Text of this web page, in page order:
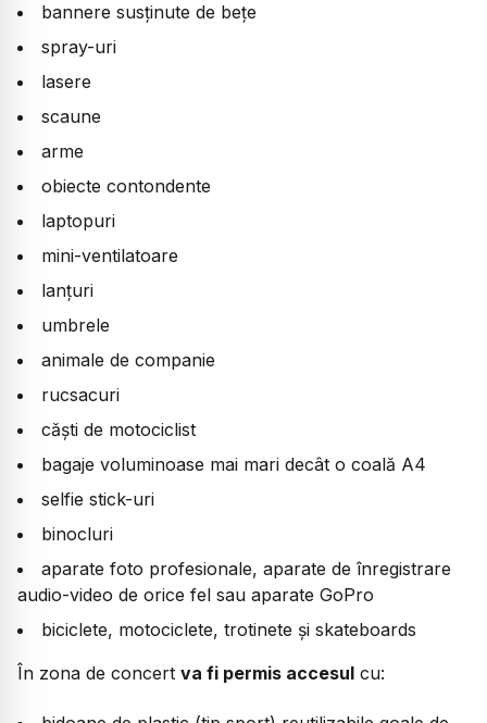
bannere susținute de bețe
spray-uri
lasere
scaune
arme
obiecte contondente
laptopuri
mini-ventilatoare
lanțuri
umbrele
animale de companie
rucsacuri
căști de motociclist
bagaje voluminoase mai mari decât o coală A4
selfie stick-uri
binocluri
aparate foto profesionale, aparate de înregistrare
audio-video de orice fel sau aparate GoPro
biciclete, motociclete, trotinete și skateboards
În zona de concert va fi permis accesul cu: